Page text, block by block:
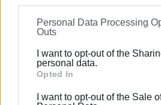
information may also be
on theIAB’s List of Downstream
further disclose it to other third
Please note that this website/
Google services and may gather
behaviour. You may click to grant
Personal Data Processing
Outs
I want to opt-out of the
personal data.
Opted In
I want to opt-out of the Sale
Απευθυνόμενη δε στον
υλοποιηθούν άρτια, απρόσκοπτα
χρονοδιαγράμματος ώστε πολύ